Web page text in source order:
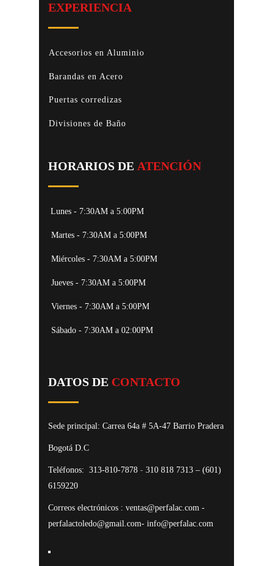
EXPERIENCIA
Accesorios en Aluminio
Barandas en Acero
Puertas corredizas
Divisiones de Baño
HORARIOS DE ATENCIÓN
Lunes - 7:30AM a 5:00PM
Martes - 7:30AM a 5:00PM
Miércoles - 7:30AM a 5:00PM
Jueves - 7:30AM a 5:00PM
Viernes - 7:30AM a 5:00PM
Sábado - 7:30AM a 02:00PM
DATOS DE CONTACTO
Sede principal: Carrea 64a # 5A-47 Barrio Pradera
Bogotá D.C
Teléfonos: 313-810-7878 - 310 818 7313 – (601)
6159220
Correos electrónicos : ventas@perfalac.com -
perfalactoledo@gmail.com- info@perfalac.com